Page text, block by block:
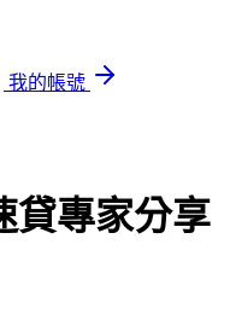
我的帳號
貸專家分享